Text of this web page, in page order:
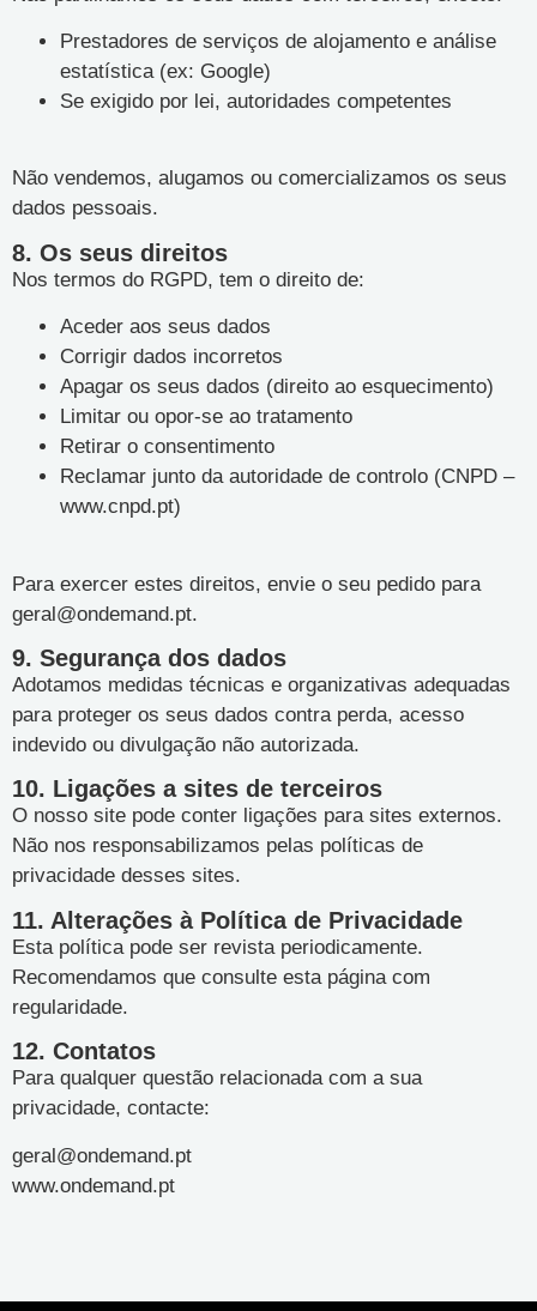
Prestadores de serviços de alojamento e análise
estatística (ex: Google)
Se exigido por lei, autoridades competentes
Não vendemos, alugamos ou comercializamos os seus
dados pessoais.
8. Os seus direitos
Nos termos do RGPD, tem o direito de:
Aceder aos seus dados
Corrigir dados incorretos
Apagar os seus dados (direito ao esquecimento)
Limitar ou opor-se ao tratamento
Retirar o consentimento
Reclamar junto da autoridade de controlo (CNPD –
www.cnpd.pt)
Para exercer estes direitos, envie o seu pedido para
geral@ondemand.pt.
9. Segurança dos dados
Adotamos medidas técnicas e organizativas adequadas
para proteger os seus dados contra perda, acesso
indevido ou divulgação não autorizada.
10. Ligações a sites de terceiros
O nosso site pode conter ligações para sites externos.
Não nos responsabilizamos pelas políticas de
privacidade desses sites.
11. Alterações à Política de Privacidade
Esta política pode ser revista periodicamente.
Recomendamos que consulte esta página com
regularidade.
12. Contatos
Para qualquer questão relacionada com a sua
privacidade, contacte:
geral@ondemand.pt
www.ondemand.pt